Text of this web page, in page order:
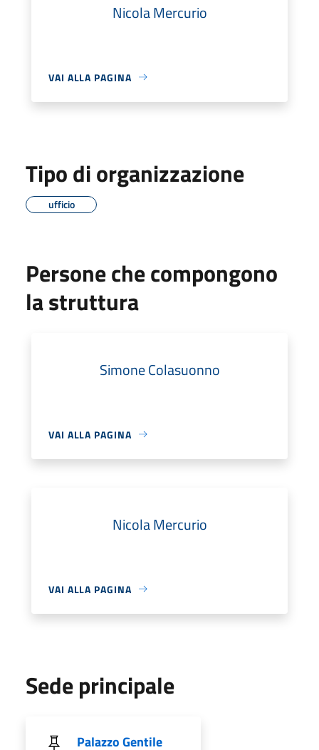
Nicola Mercurio
VAI ALLA PAGINA
Tipo di organizzazione
ufficio
Persone che compongono
la struttura
Simone Colasuonno
VAI ALLA PAGINA
Nicola Mercurio
VAI ALLA PAGINA
Sede principale
Palazzo Gentile